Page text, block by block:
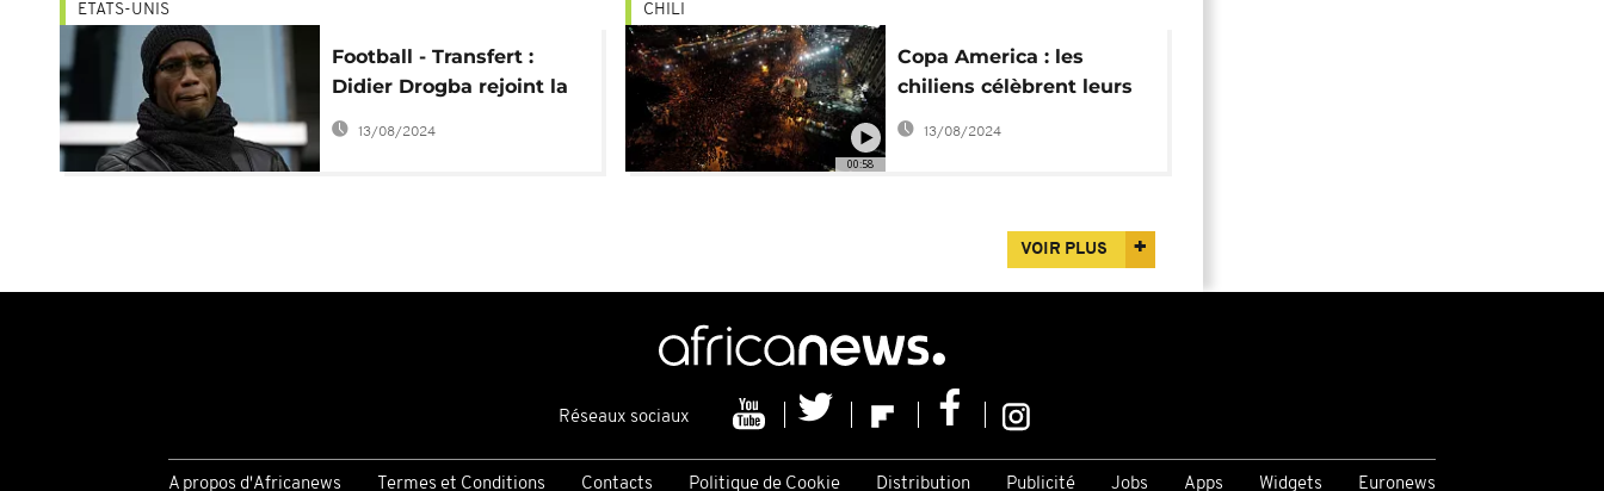
ETATS-UNIS
Football - Transfert :
Didier Drogba rejoint la
D2 américaine
13/08/2024
00:58
CHILI
Copa America : les
chiliens célèbrent leurs
héros
13/08/2024
VOIR PLUS
Réseaux sociaux
A propos d'Africanews Termes et Conditions Contacts Politique de Cookie Distribution Publicité Jobs Apps Widgets Euronews